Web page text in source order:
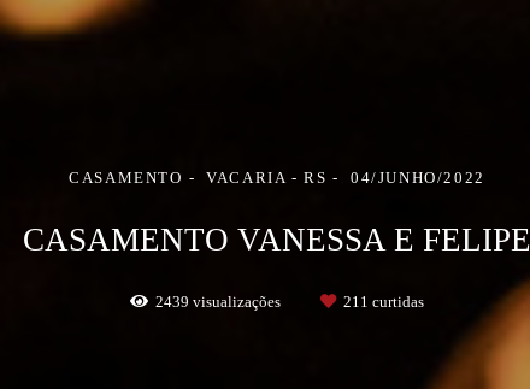
CASAMENTO VACARIA - RS 04/JUNHO/2022
CASAMENTO VANESSA E FELIPE
2439 visualizações 211 curtidas